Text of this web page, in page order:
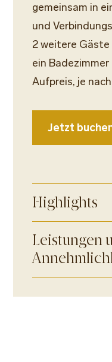
gemeinsam in
und
2 weitere Gäste
ein
Aufpreis, je
Jetzt
Highlights
Leistungen